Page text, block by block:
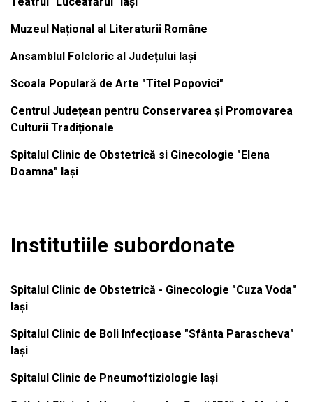
Muzeul Național al Literaturii Române
Ansamblul Folcloric al Județului Iași
Scoala Populară de Arte "Titel Popovici"
Centrul Județean pentru Conservarea și Promovarea
Culturii Tradiționale
Spitalul Clinic de Obstetrică si Ginecologie "Elena
Doamna" Iași
Institutiile subordonate
Spitalul Clinic de Obstetrică - Ginecologie "Cuza Voda"
Iași
Spitalul Clinic de Boli Infecțioase "Sfânta Parascheva"
Iași
Spitalul Clinic de Pneumoftiziologie Iași